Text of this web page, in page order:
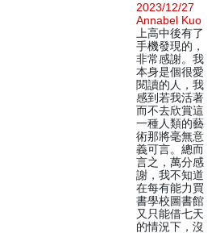
2023/12/27
Annabel Kuo
上高中後有了
手機發現的，
非常感謝。我
本身是個很愛
閱讀的人，我
感到若我活著
而不去欣賞這
一種人類的藝
術那將毫無意
義可言。總而
言之，萬分感
謝，我不知道
在每有能力買
書學校圖書館
又只能借七天
的情況下，沒